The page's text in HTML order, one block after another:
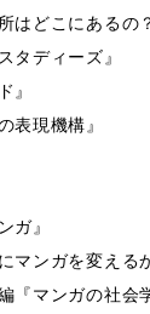
はどこにあるの
タディーズ』
』
表現機構』
ガ』
マンガを変える
『マンガの社会